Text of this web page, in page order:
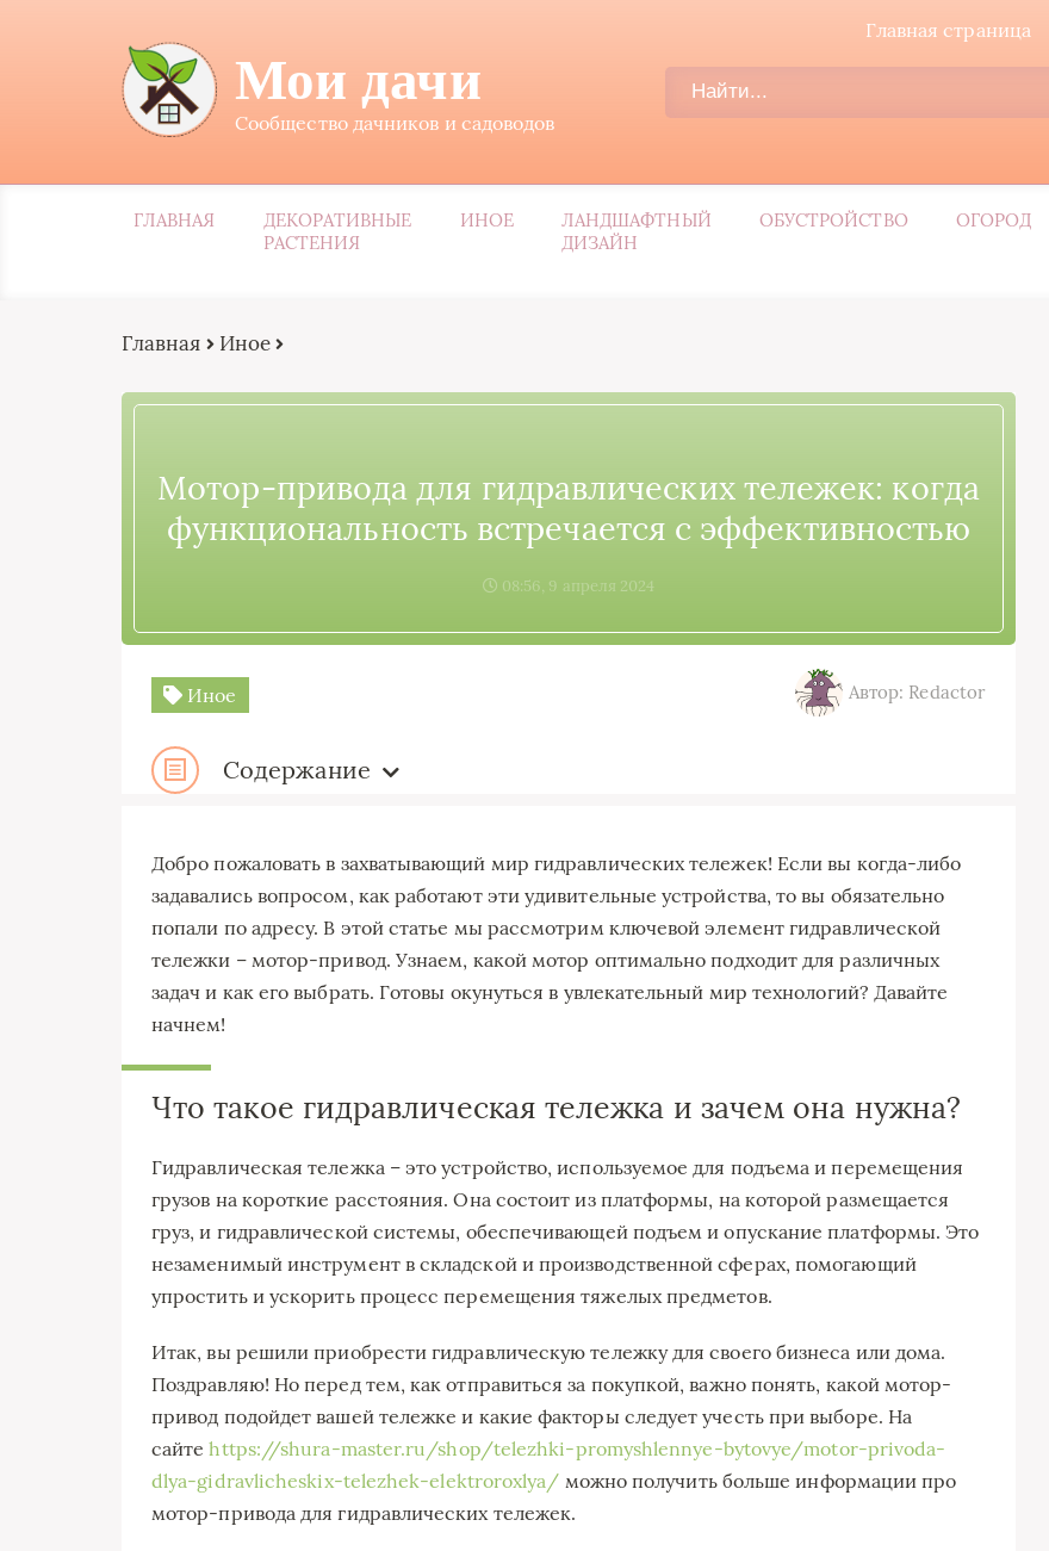
Главная страница
Мои дачи
Сообщество дачников и садоводов
ГЛАВНАЯ
ДЕКОРАТИВНЫЕ
РАСТЕНИЯ
ИНОЕ
ЛАНДШАФТНЫЙ
ДИЗАЙН
ОБУСТРОЙСТВО ОГОРОД
Главная Иное
Мотор-привода для гидравлических тележек: когда
функциональность встречается с эффективностью
08:56, 9 апреля 2024
Иное Автор: Redactor
Содержание
Добро пожаловать в захватывающий мир гидравлических тележек! Если вы когда-либо
задавались вопросом, как работают эти удивительные устройства, то вы обязательно
попали по адресу. В этой статье мы рассмотрим ключевой элемент гидравлической
тележки – мотор-привод. Узнаем, какой мотор оптимально подходит для различных
задач и как его выбрать. Готовы окунуться в увлекательный мир технологий? Давайте
начнем!
Что такое гидравлическая тележка и зачем она нужна?
Гидравлическая тележка – это устройство, используемое для подъема и перемещения
грузов на короткие расстояния. Она состоит из платформы, на которой размещается
груз, и гидравлической системы, обеспечивающей подъем и опускание платформы. Это
незаменимый инструмент в складской и производственной сферах, помогающий
упростить и ускорить процесс перемещения тяжелых предметов.
Итак, вы решили приобрести гидравлическую тележку для своего бизнеса или дома.
Поздравляю! Но перед тем, как отправиться за покупкой, важно понять, какой мотор-
привод подойдет вашей тележке и какие факторы следует учесть при выборе. На
сайтеhttps://shura-master.ru/shop/telezhki-promyshlennye-bytovye/motor-privoda-
dlya-gidravlicheskix-telezhek-elektroroxlya/ можно получить больше информации про
мотор-привода для гидравлических тележек.